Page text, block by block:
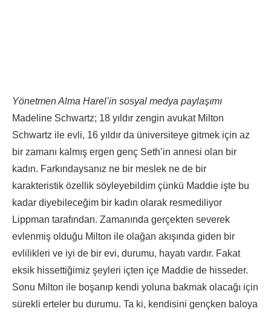
Yönetmen Alma Harel’in sosyal medya paylaşımı
Madeline Schwartz; 18 yıldır zengin avukat Milton
Schwartz ile evli, 16 yıldır da üniversiteye gitmek için az
bir zamanı kalmış ergen genç Seth’in annesi olan bir
kadın. Farkındaysanız ne bir meslek ne de bir
karakteristik özellik söyleyebildim çünkü Maddie işte bu
kadar diyebileceğim bir kadın olarak resmediliyor
Lippman tarafından. Zamanında gerçekten severek
evlenmiş olduğu Milton ile olağan akışında giden bir
evlilikleri ve iyi de bir evi, durumu, hayatı vardır. Fakat
eksik hissettiğimiz şeyleri içten içe Maddie de hisseder.
Sonu Milton ile boşanıp kendi yoluna bakmak olacağı için
sürekli erteler bu durumu. Ta ki, kendisini gençken baloya